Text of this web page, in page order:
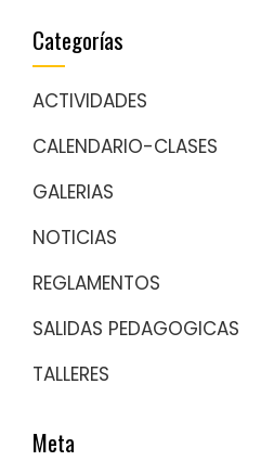
Categorías
ACTIVIDADES
CALENDARIO-CLASES
GALERIAS
NOTICIAS
REGLAMENTOS
SALIDAS PEDAGOGICAS
TALLERES
Meta